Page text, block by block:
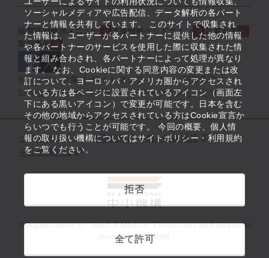
ソーシャルメディアや広告配信、データ解析の各パート
ナーと情報を共有しています。 このサイトで収集され
た情報は、ユーザーが各パートナーに提供した他の情報
や各パートナーのサービスを使用した際に収集された情
報と組み合わされ、各パートナーによって処理が異なり
ます。 なお、Cookieに関する同意内容の変更または改
訂について、ヨーロッパ・アメリカ圏からアクセスされ
ている方は各ページに設置されているアイコン（画面左
下にある黒いアイコン）で変更が可能です。日本を含む
その他の地域からアクセスされている方はCookie宣言か
らいつでも行うことが可能です。 今回の概要、個人情
報の取り扱い機構についてはサイトポリシー・利用規約
をご覧ください。
拒否
全て許可
経営課題解決メニュー 支援情報ヘッドライン
起業支援
取組事例
役立つリンク集 サイトマップ
サイト利用条件
SNS公式アカウント一覧
ウェブアクセシビリティ
サイトポリシー・利用規約
個人情報保護
中小機構とは
©Organization for Small & Medium Enterprises and Regional
Innovation, JAPAN